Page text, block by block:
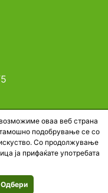
на Северна
Developed by
оваа веб страна
подобрување се со
Со продолжување
ја прифаќате употребата
Одбери